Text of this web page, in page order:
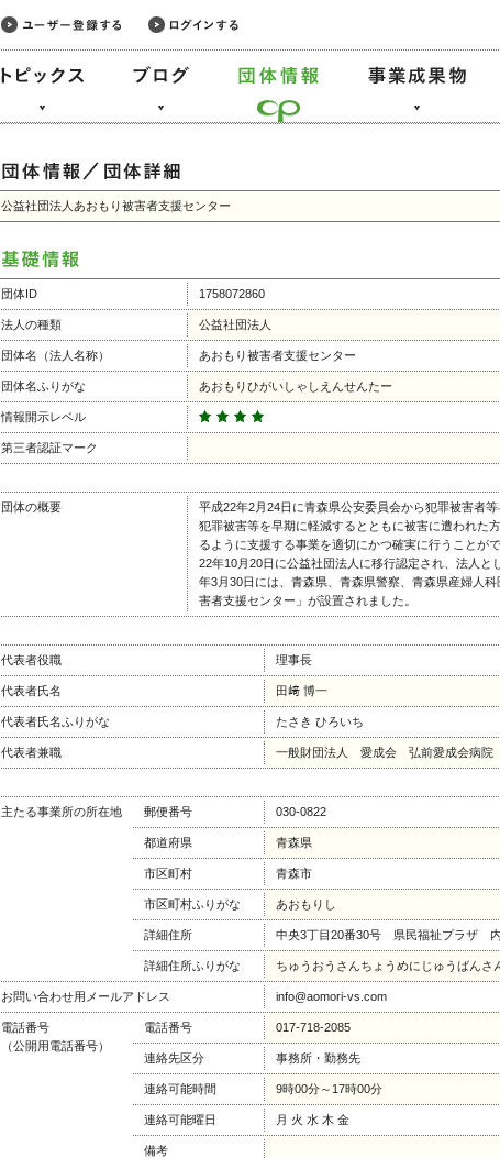
公益社団法人あおもり被害者支援センター
団体ID 1758072860
法人の種類 公益社団法人
団体名（法人名称） あおもり被害者支援センター
団体名ふりがな あおもりひがいしゃしえんせんたー
情報開示レベル
第三者認証マーク
団体の概要
平成22年2月24日に青森県公安委員会から犯罪被害者
犯罪被害等を早期に軽減するとともに被害に遭われた
るように支援する事業を適切にかつ確実に行うことが
22年10月20日に公益社団法人に移行認定され、法人
年3月30日には、青森県、青森県警察、青森県産婦人
害者支援センター」が設置されました。
代表者役職 理事長
代表者氏名 田﨑 博一
代表者氏名ふりがな たさき ひろいち
代表者兼職 一般財団法人 愛成会 弘前愛成会病
主たる事業所の所在地 郵便番号 030-0822
都道府県 青森県
市区町村 青森市
市区町村ふりがな あおもりし
詳細住所 中央3丁目20番30号 県民福祉プラザ 内
詳細住所ふりがな ちゅうおうさんちょうめにじゅうばん
お問い合わせ用メールアドレス info@aomori-vs.com
電話番号
（公開用電話番号）
電話番号 017-718-2085
連絡先区分 事務所・勤務先
連絡可能時間 9時00分～17時00分
連絡可能曜日 月 火 水 木 金
備考